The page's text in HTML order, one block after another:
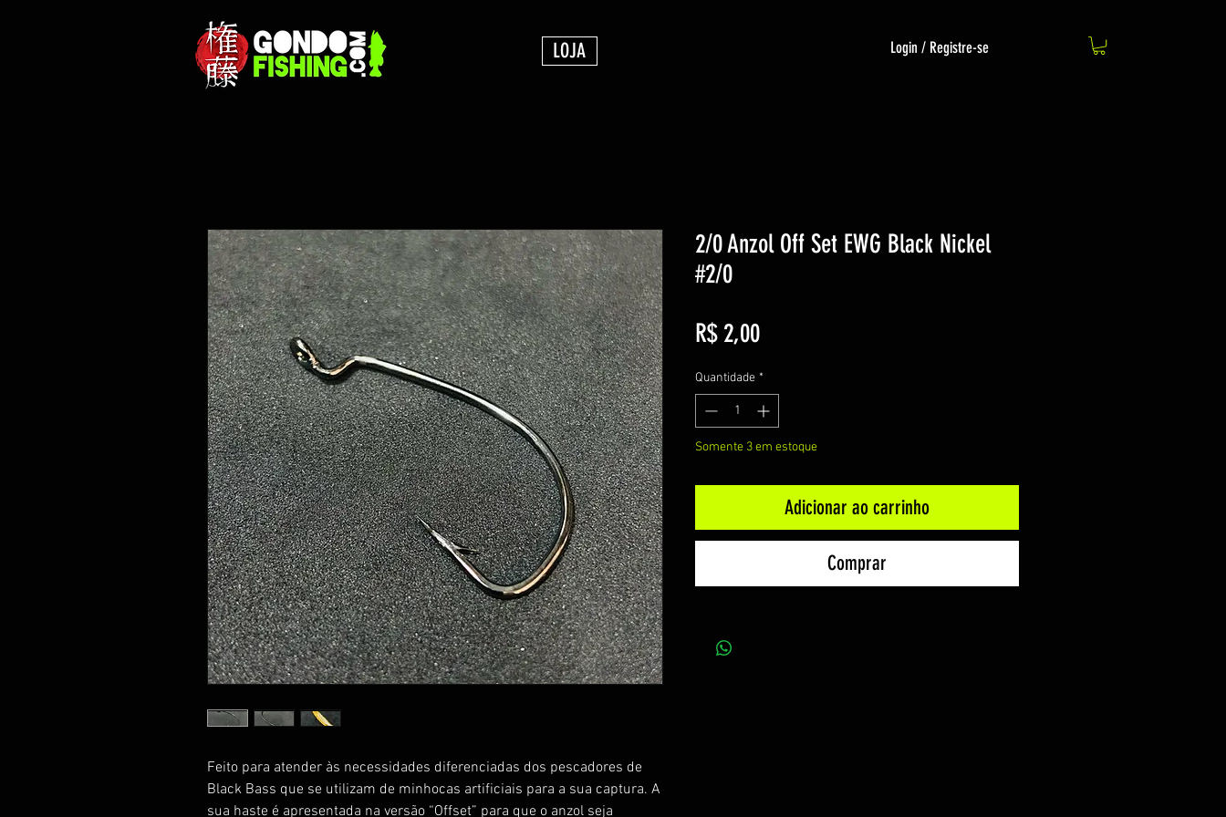
LOJA Login / Registre-se
Feito para atender às necessidades diferenciadas dos pescadores de
Black Bass que se utilizam de minhocas artificiais para a sua captura. A
sua haste é apresentada na versão “Offset” para que o anzol seja
2/0 Anzol Off Set EWG Black Nickel
#2/0
R$ 2,00Preço
Quantidade *
Somente 3 em estoque
Adicionar ao carrinho
Comprar